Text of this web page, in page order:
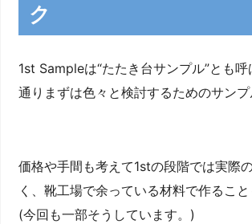
ク
1st Sampleは“たたき台サンプル”とも
通りまずは色々と検討するためのサンプ
価格や手間も考えて1stの段階では実際
く、靴工場で余っている材料で作ること
(今回も一部そうしています。)